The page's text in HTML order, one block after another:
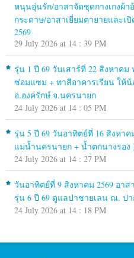
หนุนอุ่นรัก/อาสาจัดชุดกางเกงผ้
กระดาษ/อาสาเยี่ยมตายายและเ
2569
29 July 2026 at 14 : 39 PM
รุ่น 1 ปี 69 วันเสาร์ที่ 22 สิงหาค
ซ่อมแซม + ทาสีอาคารเรียน ให้น้
อ.องครักษ์ จ.นครนายก
24 July 2026 at 14 : 05 PM
รุ่น 5 ปี 69 วันอาทิตย์ที่ 16 สิงหาค
แม่น้ำนครนายก + น้ำตกนางรอง
24 July 2026 at 14 : 27 PM
วันอาทิตย์ที่ 9 สิงหาคม 2569 อา
รุ่น 6 ปี 69 ดูแลป่าชายเลน ณ. ป
24 July 2026 at 14 : 18 PM